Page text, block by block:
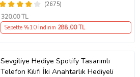
(2675)
320,00 TL
Sepette %10 İndirim 288,00 TL
Sevgiliye Hediye Spotify Tasarımlı
Telefon Kılıfı İki Anahtarlık Hediyeli